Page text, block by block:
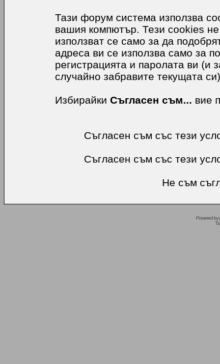
Тази форум система използва
вашия компютър. Тези cookies
използват се само за да
адреса ви се използва само за
регистрацията и паролата ви (и
случайно забравите текущата
Избирайки Съгласен съм... вие
Съгласен съм със тези
Съгласен съм със тези
Не съм
Powered by